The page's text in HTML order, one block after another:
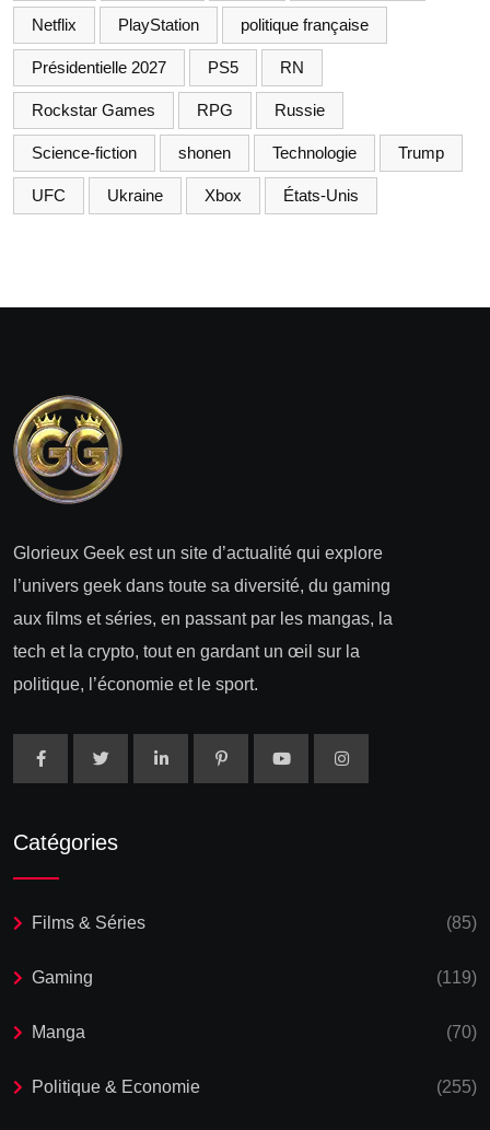
Netflix PlayStation politique française
Présidentielle 2027 PS5 RN
Rockstar Games RPG Russie
Science-fiction shonen Technologie Trump
UFC Ukraine Xbox États-Unis
Glorieux Geek est un site d’actualité qui explore
l’univers geek dans toute sa diversité, du gaming
aux films et séries, en passant par les mangas, la
tech et la crypto, tout en gardant un œil sur la
politique, l’économie et le sport.
Catégories
Films & Séries (85)
Gaming (119)
Manga (70)
Politique & Economie (255)